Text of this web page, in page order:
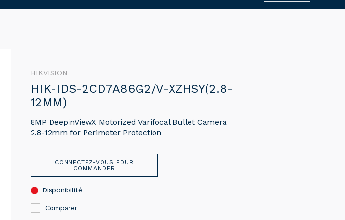
HIKVISION
HIK-IDS-2CD7A86G2/V-XZHSY(2.8-
12MM)
8MP DeepinViewX Motorized Varifocal Bullet Camera
2.8-12mm for Perimeter Protection
CONNECTEZ-VOUS POUR
COMMANDER
Disponibilité
Comparer